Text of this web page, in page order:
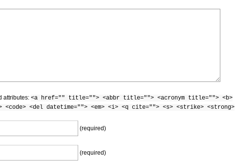
attributes: <a href="" title=""> <abbr title=""> <acronym title=""> <b>
<del datetime=""> <em> <i> <q cite=""> <s> <strike> <strong>
(required)
(required)